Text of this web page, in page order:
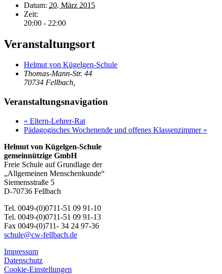
Datum: 20. März 2015
Zeit:
20:00 - 22:00
Veranstaltungsort
Helmut von Kügelgen-Schule
Thomas-Mann-Str. 44
70734 Fellbach,
Veranstaltungsnavigation
« Eltern-Lehrer-Rat
Pädagogisches Wochenende und offenes Klassenzimmer »
Helmut von Kügelgen-Schule
gemeinnützige GmbH
Freie Schule auf Grundlage der
„Allgemeinen Menschenkunde“
Siemensstraße 5
D-70736 Fellbach
Tel. 0049-(0)0711-51 09 91-10
Tel. 0049-(0)0711-51 09 91-13
Fax 0049-(0)711- 34 24 97-36
schule@cw-fellbach.de
Impressum
Datenschutz
Cookie-Einstellungen